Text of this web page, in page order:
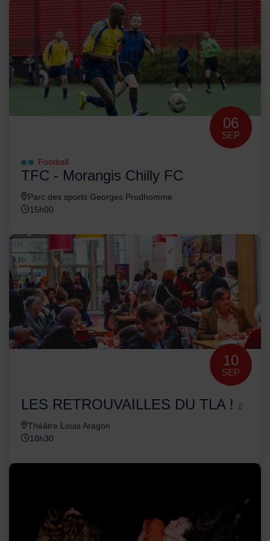
TFC - Morangis Chilly FC
Football
Parc des sports Georges Prudhomme
15h00
06
SEP
LES RETROUVAILLES DU TLA !
Théâtre Louis Aragon
18h30
10
SEP